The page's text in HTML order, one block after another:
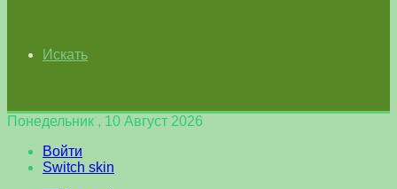
Искать
Понедельник , 10 Август 2026
Войти
Switch skin